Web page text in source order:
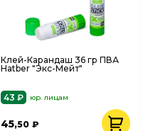
Клей-Карандаш 36 гр ПВА
Hatber "Экс-Мейт"
43 ₽ юр. лицам
45,50 ₽